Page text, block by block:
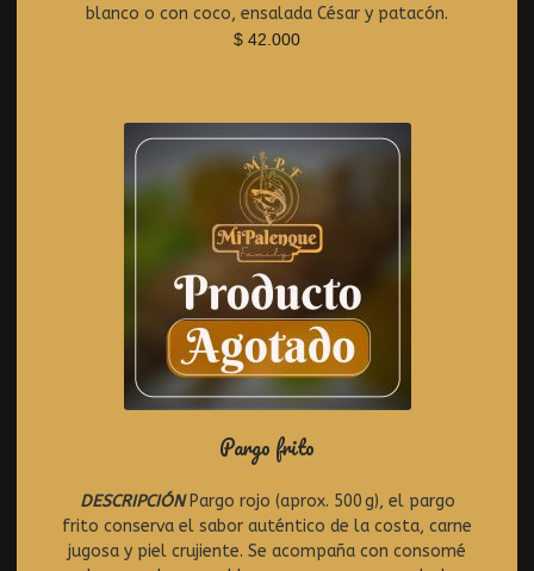
o
u
5
blanco o con coco, ensalada César y patacón.
$ 42.000
Pargo frito
R
a
t
DESCRIPCIÓNPargo rojo (aprox. 500 g), el pargo
frito conserva el sabor auténtico de la costa, carne
jugosa y piel crujiente. Se acompaña con consomé